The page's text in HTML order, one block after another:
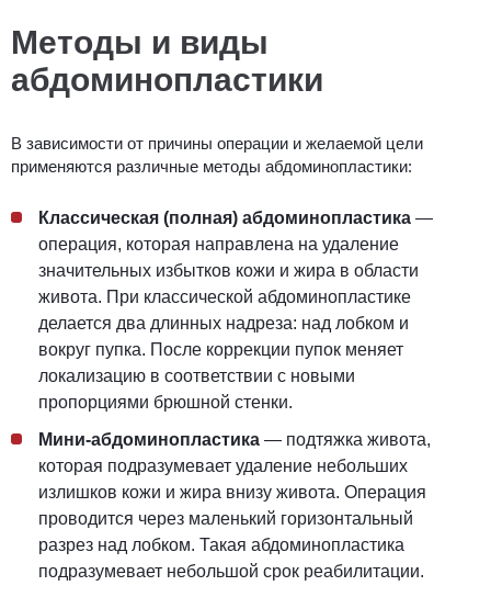
Методы и виды
абдоминопластики
В зависимости от причины операции и желаемой цели
применяются различные методы абдоминопластики:
Классическая (полная) абдоминопластика —
операция, которая направлена на удаление
значительных избытков кожи и жира в области
живота. При классической абдоминопластике
делается два длинных надреза: над лобком и
вокруг пупка. После коррекции пупок меняет
локализацию в соответствии с новыми
пропорциями брюшной стенки.
Мини-абдоминопластика — подтяжка живота,
которая подразумевает удаление небольших
излишков кожи и жира внизу живота. Операция
проводится через маленький горизонтальный
разрез над лобком. Такая абдоминопластика
подразумевает небольшой срок реабилитации.